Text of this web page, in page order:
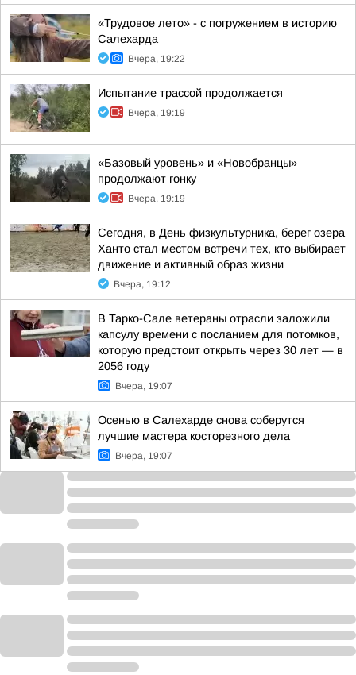
«Трудовое лето» - с погружением в историю
Салехарда
Вчера, 19:22
Испытание трассой продолжается
Вчера, 19:19
«Базовый уровень» и «Новобранцы»
продолжают гонку
Вчера, 19:19
Сегодня, в День физкультурника, берег озера
Ханто стал местом встречи тех, кто выбирает
движение и активный образ жизни
Вчера, 19:12
В Тарко-Сале ветераны отрасли заложили
капсулу времени с посланием для потомков,
которую предстоит открыть через 30 лет — в
2056 году
Вчера, 19:07
Осенью в Салехарде снова соберутся
лучшие мастера косторезного дела
Вчера, 19:07